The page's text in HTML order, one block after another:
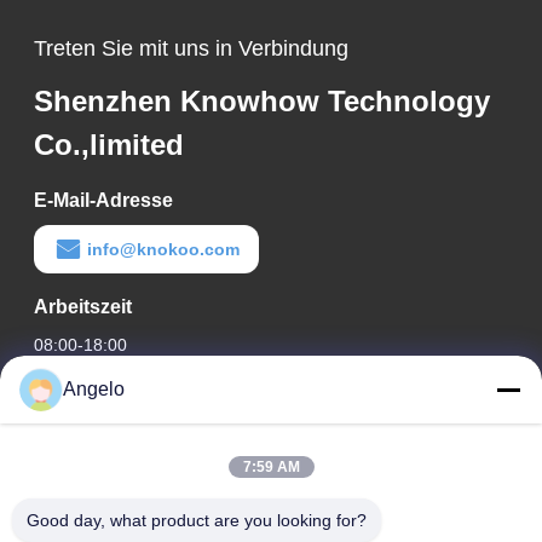
Treten Sie mit uns in Verbindung
Shenzhen Knowhow Technology
Co.,limited
E-Mail-Adresse
info@knokoo.com
Arbeitszeit
08:00-18:00
Unsere Adresse
Zimmer 1508, Taojing Business Building, Minbao Road,
Guangdong
Angelo
7:59 AM
Good day, what product are you looking for?